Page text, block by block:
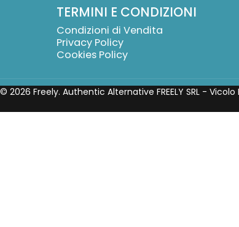
TERMINI E CONDIZIONI
Condizioni di Vendita
Privacy Policy
Cookies Policy
© 2026 Freely. Authentic Alternative FREELY SRL -